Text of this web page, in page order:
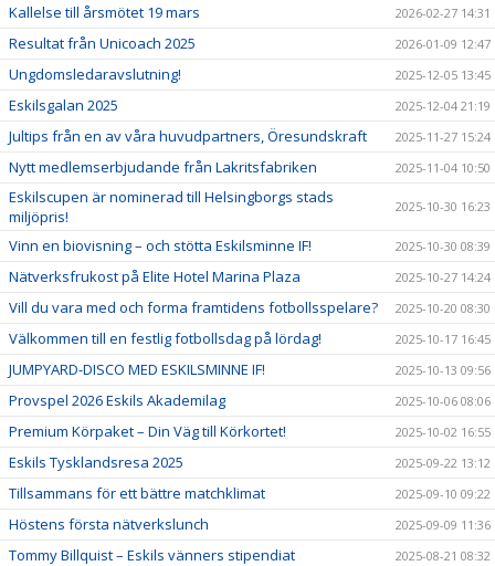
Kallelse till årsmötet 19 mars 2026-02-27 14:31
Resultat från Unicoach 2025 2026-01-09 12:47
Ungdomsledaravslutning! 2025-12-05 13:45
Eskilsgalan 2025 2025-12-04 21:19
Jultips från en av våra huvudpartners, Öresundskraft 2025-11-27 15:24
Nytt medlemserbjudande från Lakritsfabriken 2025-11-04 10:50
Eskilscupen är nominerad till Helsingborgs stads
miljöpris!
2025-10-30 16:23
Vinn en biovisning – och stötta Eskilsminne IF! 2025-10-30 08:39
Nätverksfrukost på Elite Hotel Marina Plaza 2025-10-27 14:24
Vill du vara med och forma framtidens fotbollsspelare? 2025-10-20 08:30
Välkommen till en festlig fotbollsdag på lördag! 2025-10-17 16:45
JUMPYARD-DISCO MED ESKILSMINNE IF! 2025-10-13 09:56
Provspel 2026 Eskils Akademilag 2025-10-06 08:06
Premium Körpaket – Din Väg till Körkortet! 2025-10-02 16:55
Eskils Tysklandsresa 2025 2025-09-22 13:12
Tillsammans för ett bättre matchklimat 2025-09-10 09:22
Höstens första nätverkslunch 2025-09-09 11:36
Tommy Billquist – Eskils vänners stipendiat 2025-08-21 08:32